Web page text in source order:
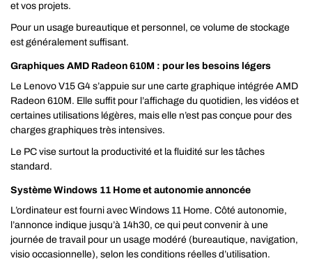
et vos projets.
Pour un usage bureautique et personnel, ce volume de stockage
est généralement suffisant.
Graphiques AMD Radeon 610M : pour les besoins légers
Le Lenovo V15 G4 s’appuie sur une carte graphique intégrée AMD
Radeon 610M. Elle suffit pour l’affichage du quotidien, les vidéos et
certaines utilisations légères, mais elle n’est pas conçue pour des
charges graphiques très intensives.
Le PC vise surtout la productivité et la fluidité sur les tâches
standard.
Système Windows 11 Home et autonomie annoncée
L’ordinateur est fourni avec Windows 11 Home. Côté autonomie,
l’annonce indique jusqu’à 14h30, ce qui peut convenir à une
journée de travail pour un usage modéré (bureautique, navigation,
visio occasionnelle), selon les conditions réelles d’utilisation.